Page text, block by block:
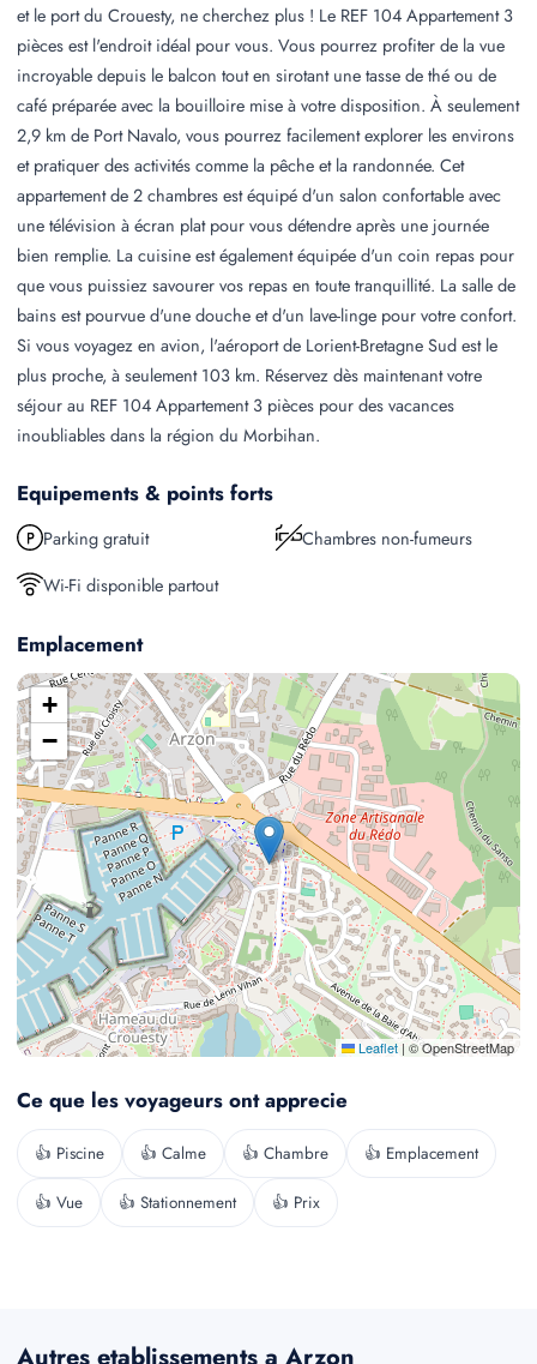
et le port du Crouesty, ne cherchez plus ! Le REF 104 Appartement 3
pièces est l'endroit idéal pour vous. Vous pourrez profiter de la vue
incroyable depuis le balcon tout en sirotant une tasse de thé ou de
café préparée avec la bouilloire mise à votre disposition. À seulement
2,9 km de Port Navalo, vous pourrez facilement explorer les environs
et pratiquer des activités comme la pêche et la randonnée. Cet
appartement de 2 chambres est équipé d'un salon confortable avec
une télévision à écran plat pour vous détendre après une journée
bien remplie. La cuisine est également équipée d'un coin repas pour
que vous puissiez savourer vos repas en toute tranquillité. La salle de
bains est pourvue d'une douche et d'un lave-linge pour votre confort.
Si vous voyagez en avion, l'aéroport de Lorient-Bretagne Sud est le
plus proche, à seulement 103 km. Réservez dès maintenant votre
séjour au REF 104 Appartement 3 pièces pour des vacances
inoubliables dans la région du Morbihan.
Equipements & points forts
Parking gratuit
Chambres non-fumeurs
Wi-Fi disponible partout
Emplacement
+
−
Leaflet | © OpenStreetMap
Ce que les voyageurs ont apprecie
👍 Piscine 👍 Calme 👍 Chambre 👍 Emplacement
👍 Vue 👍 Stationnement 👍 Prix